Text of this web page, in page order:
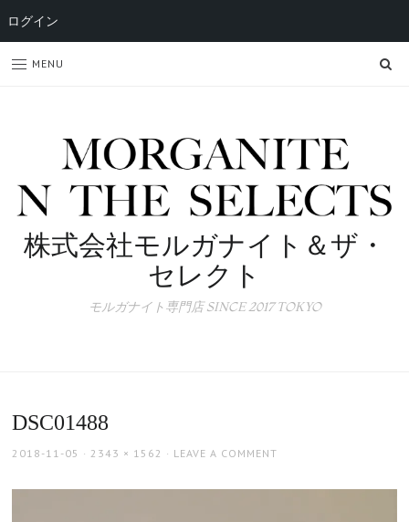
MENU
株式会社モルガナイト＆ザ・
セレクト
モルガナイト専門店 SINCE 2017 TOKYO
DSC01488
POSTED
2018-11-05
FULL
2343 × 1562 LEAVE A COMMENT
ログイン